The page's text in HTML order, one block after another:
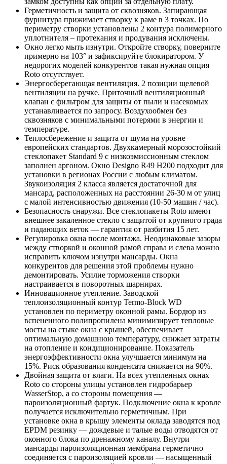
Герметичность и защита от сквозняков. Запирающая
фурнитура прижимает створку к раме в 3 точках. По
периметру створки установлены 2 контура полимерного
уплотнителя – протекания и продувания исключены.
Окно легко мыть изнутри. Откройте створку, поверните
примерно на 103° и зафиксируйте блокиратором. У
недорогих моделей конкурентов такая нужная опция
Roto отсутствует.
Энергосберегающая вентиляция. 2 позиции щелевой
вентиляции на ручке. Приточный вентиляционный
клапан с фильтром для защиты от пыли и насекомых
устанавливается по запросу. Воздухообмен без
сквозняков с минимальными потерями в энергии и
температуре.
Теплосбережение и защита от шума на уровне
европейских стандартов. Двухкамерный морозостойкий
стеклопакет Standard 9 с низкоэмиссионным стеклом
заполнен аргоном. Окно Designo R49 H200 подходит для
установки в регионах России с любым климатом.
Звукоизоляция 2 класса является достаточной для
мансард, расположенных на расстоянии 26-30 м от улиц
с малой интенсивностью движения (10-50 машин / час).
Безопасность снаружи. Все стеклопакеты Roto имеют
внешнее закаленное стекло с защитой от крупного града
и падающих веток — гарантия от разбития 15 лет.
Регулировка окна после монтажа. Неодинаковые зазоры
между створкой и оконной рамой справа и слева можно
исправить ключом изнутри мансарды. Окна
конкурентов для решения этой проблемы нужно
демонтировать. Усилие торможения створки
настраивается в поворотных шарнирах.
Инновационное утепление. Заводской
теплоизоляционный контур Termo-Block WD
установлен по периметру оконной рамы. Бордюр из
вспененного полипропилена минимизирует тепловые
мосты на стыке окна с крышей, обеспечивает
оптимальную домашнюю температуру, снижает затраты
на отопление и кондиционирование. Показатель
энергоэффективности окна улучшается минимум на
15%. Риск образования конденсата снижается на 90%.
Двойная защита от влаги. На всех утепленных окнах
Roto со стороны улицы установлен гидробарьер
WasserStop, а со стороны помещения —
пароизоляционный фартук. Подключение окна к кровле
получается исключительно герметичным. При
установке окна в крышу элементы оклада заводятся под
EPDM резинку — дождевые и талые воды отводятся от
оконного блока по дренажному каналу. Внутри
мансарды пароизоляционная мембрана герметично
соединяется с пароизоляцией кровли — насыщенный